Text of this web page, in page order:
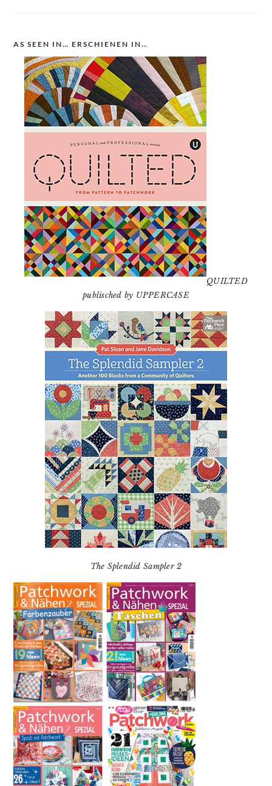
AS SEEN IN… ERSCHIENEN IN…
QUILTED
publisched by UPPERCASE
The Splendid Sampler 2